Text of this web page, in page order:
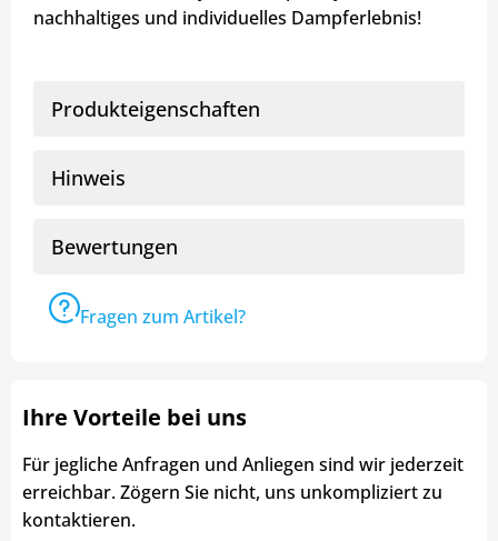
nachhaltiges und individuelles Dampferlebnis!
Produkteigenschaften
Hinweis
Bewertungen
Fragen zum Artikel?
Ihre Vorteile bei uns
Für jegliche Anfragen und Anliegen sind wir jederzeit
erreichbar. Zögern Sie nicht, uns unkompliziert zu
kontaktieren.